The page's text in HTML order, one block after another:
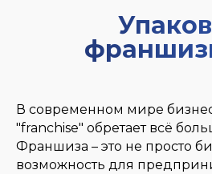
ПЦН Кузет франшиза
BastTransform франшиза
В современном мире
"franchise" обретает всё
Франшиза – это не просто
возможность для